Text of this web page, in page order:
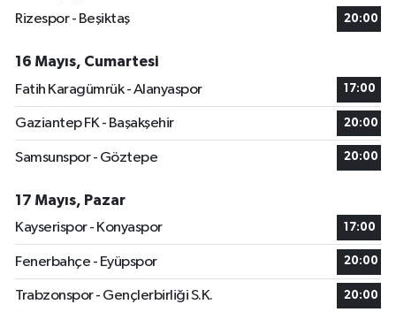
Rizespor - Beşiktaş
20:00
16 Mayıs, Cumartesi
Fatih Karagümrük - Alanyaspor
17:00
Gaziantep FK - Başakşehir 20:00
Samsunspor - Göztepe 20:00
17 Mayıs, Pazar
Kayserispor - Konyaspor
17:00
Fenerbahçe - Eyüpspor 20:00
Trabzonspor - Gençlerbirliği S.K. 20:00